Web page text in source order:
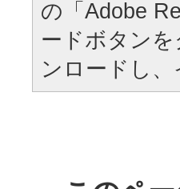
の「Adobe
ードボタン
ンロードし